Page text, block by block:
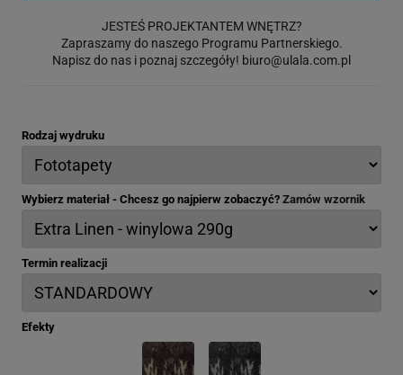
JESTEŚ PROJEKTANTEM WNĘTRZ?
Zapraszamy do naszego Programu Partnerskiego.
Napisz do nas i poznaj szczegóły! biuro@ulala.com.pl
Rodzaj wydruku
Wybierz materiał - Chcesz go najpierw zobaczyć? Zamów wzornik
Termin realizacji
Efekty